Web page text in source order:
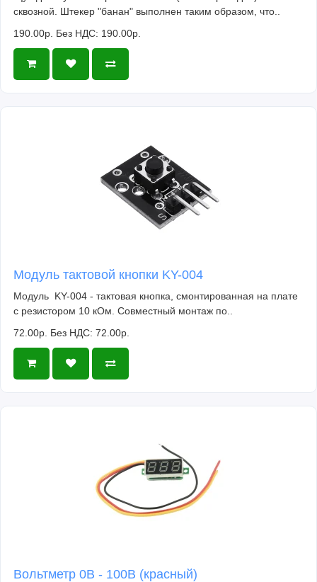
сквозной. Штекер "банан" выполнен таким образом, что..
190.00р. Без НДС: 190.00р.
Модуль тактовой кнопки KY-004
Модуль KY-004 - тактовая кнопка, смонтированная на плате
с резистором 10 кОм. Совместный монтаж по..
72.00р. Без НДС: 72.00р.
Вольтметр 0В - 100В (красный)